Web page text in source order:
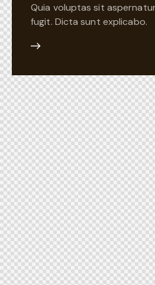
Quia voluptas sit
fugit. Dicta sunt explicabo.